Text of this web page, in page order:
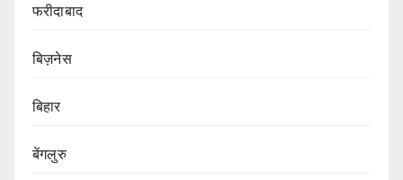
फरीदाबाद
बिज़नेस
बिहार
बेंगलुरु